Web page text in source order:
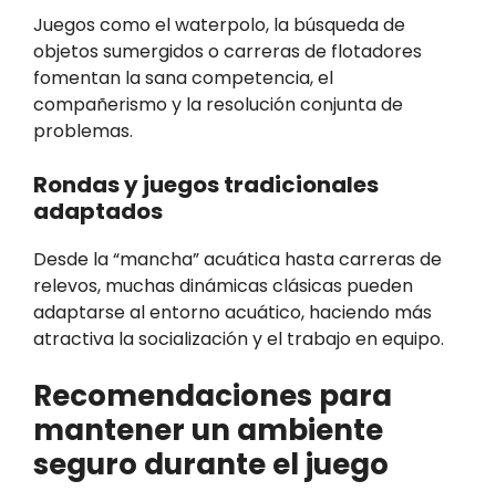
Juegos como el waterpolo, la búsqueda de
objetos sumergidos o carreras de flotadores
fomentan la sana competencia, el
compañerismo y la resolución conjunta de
problemas.
Rondas y juegos tradicionales
adaptados
Desde la “mancha” acuática hasta carreras de
relevos, muchas dinámicas clásicas pueden
adaptarse al entorno acuático, haciendo más
atractiva la socialización y el trabajo en equipo.
Recomendaciones para
mantener un ambiente
seguro durante el juego